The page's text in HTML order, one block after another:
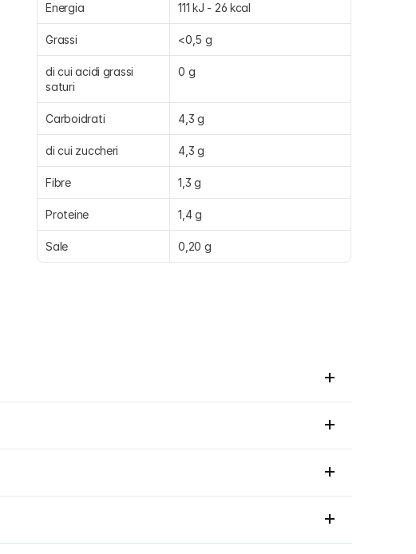
Energia 111 kJ - 26 kcal
Grassi <0,5 g
di cui acidi grassi
saturi
0 g
Carboidrati 4,3 g
di cui zuccheri 4,3 g
Fibre 1,3 g
Proteine 1,4 g
Sale 0,20 g